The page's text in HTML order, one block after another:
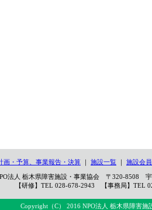
画・予算、事業報告・決算 ｜ 施設一覧 ｜ 施設会
法人 栃木県障害施設・事業協会 〒320-8508
【研修】TEL 028-678-2943 【事務局】TEL
Copyright（C） 2016 NPO法人 栃木県障害施